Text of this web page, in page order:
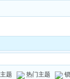
题 热门主题